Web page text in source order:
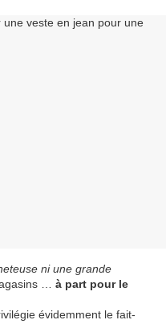
ni une grande
… à part pour le
évidemment le fait-